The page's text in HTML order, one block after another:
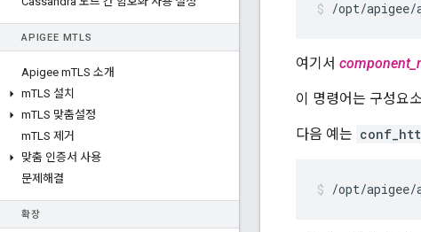
APIGEE MTLS
Apigee mTLS 소개
mTLS 설치
mTLS 맞춤설정
mTLS 제거
맞춤 인증서 사용
문제해결
확장
/opt/apigee/
여기서
이 명령어는 구성요
다음 예는
/opt/apigee/